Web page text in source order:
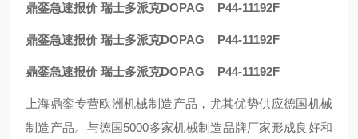
鼎銮急速报价 瑞士多派克DOPAG P44-11192F
鼎銮急速报价 瑞士多派克DOPAG P44-11192F
鼎銮急速报价 瑞士多派克DOPAG P44-11192F
上海鼎銮专营欧洲机械制造产品，尤其优势供应德国机械
制造产品。与德国5000多家机械制造品牌厂家形成良好和